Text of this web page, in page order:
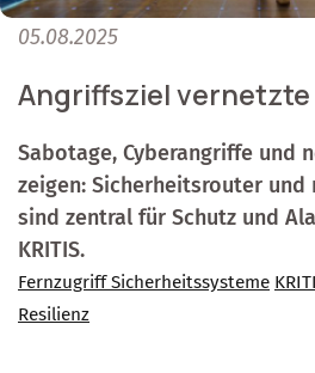
05.08.2025
Angriffsziel
Sabotage, Cyberangriffe und
zeigen: Sicherheitsrouter und
sind zentral für Schutz und
KRITIS.
Fernzugriff Sicherheitssysteme
Resilienz